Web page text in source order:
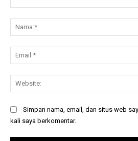
Simpan nama, email, dan situs web
kali saya berkomentar.